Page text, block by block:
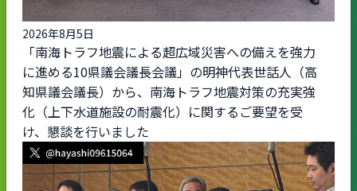
2026年8月5日
「南海トラフ地震による超広域災害への備えを強力
に進める10県議会議長会議」の明神代表世話人（高
知県議会議長）から、南海トラフ地震対策の充実強
化（上下水道施設の耐震化）に関するご要望を受
け、懇談を行いました